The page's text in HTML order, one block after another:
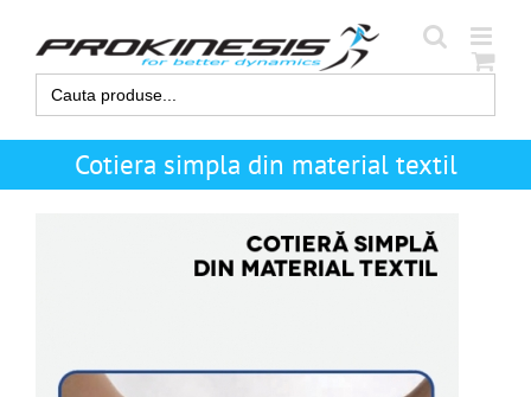
content
Search
for:
Cotiera simpla din material textil